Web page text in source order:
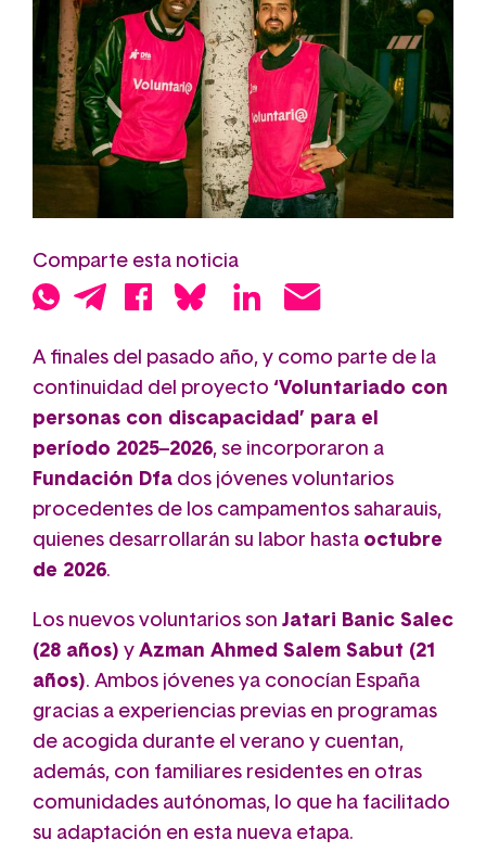
Comparte esta noticia
A finales del pasado año, y como parte de la
continuidad del proyecto ‘Voluntariado con
personas con discapacidad’ para el
período 2025–2026, se incorporaron a
Fundación Dfa dos jóvenes voluntarios
procedentes de los campamentos saharauis,
quienes desarrollarán su labor hasta octubre
de 2026.
Los nuevos voluntarios son Jatari Banic Salec
(28 años) y Azman Ahmed Salem Sabut (21
años). Ambos jóvenes ya conocían España
gracias a experiencias previas en programas
de acogida durante el verano y cuentan,
además, con familiares residentes en otras
comunidades autónomas, lo que ha facilitado
su adaptación en esta nueva etapa.